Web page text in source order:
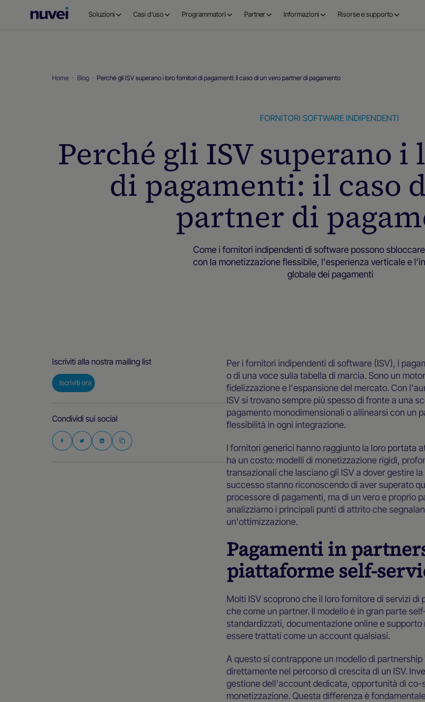
Homepage
Soluzioni Casi d'uso Programmatori Partner Informazioni Risorse e supporto
Home Blog Perché gli ISV superano i loro fornitori di pagamenti: il caso di un vero partner di pagamento
FORNITORI SOFTWARE INDIPENDENTI
Perché gli ISV superano
di pagamenti: il caso
partner di
Come i fornitori indipendenti di software possono
con la monetizzazione flessibile, l'esperienza verticale e
globale dei pagamenti
Iscriviti alla nostra mailing list
Iscriviti ora
Condividi sui social
Per i fornitori indipendenti di software (ISV), i
o di una voce sulla tabella di marcia. Sono un
fidelizzazione e l'espansione del mercato. Con
ISV si trovano sempre più spesso di fronte a una
pagamento monodimensionali o allinearsi con un
flessibilità in ogni integrazione.
I fornitori generici hanno raggiunto la loro portata
ha un costo: modelli di monetizzazione rigidi,
transazionali che lasciano gli ISV a dover gestire
successo stanno riconoscendo di aver superato
processore di pagamenti, ma di un vero e proprio
analizziamo i principali punti di attrito che
un'ottimizzazione.
Pagamenti in
piattaforme self-
Molti ISV scoprono che il loro fornitore di servizi
che come un partner. Il modello è in gran parte
standardizzati, documentazione online e
essere trattati come un account qualsiasi.
A questo si contrappone un modello di
direttamente nel percorso di crescita di un ISV.
gestione dell'account dedicata, opportunità di co-
monetizzazione. Questa differenza è